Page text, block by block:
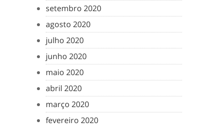
setembro 2020
agosto 2020
julho 2020
junho 2020
maio 2020
abril 2020
março 2020
fevereiro 2020